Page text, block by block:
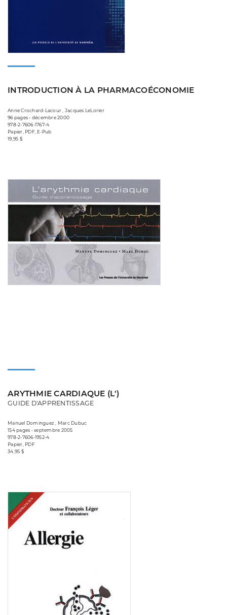
INTRODUCTION À LA PHARMACOÉCONOMIE
Anne Crochard-Lacour , Jacques LeLorier
96 pages • décembre 2000
978-2-7606-1767-4
Papier, PDF, E-Pub
19,95 $
ARYTHMIE CARDIAQUE (L')
GUIDE D'APPRENTISSAGE
Manuel Dominguez , Marc Dubuc
154 pages • septembre 2005
978-2-7606-1952-4
Papier, PDF
34,95 $